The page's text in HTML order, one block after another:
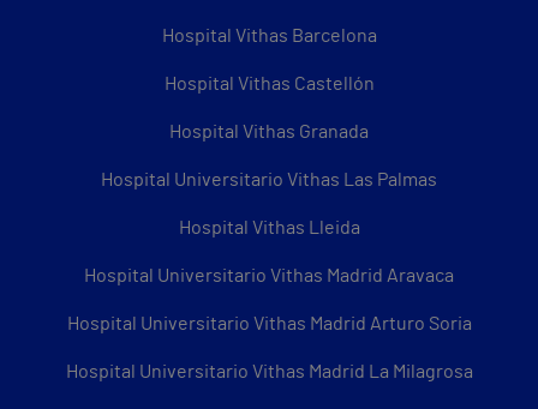
Hospital Vithas Barcelona
Hospital Vithas Castellón
Hospital Vithas Granada
Hospital Universitario Vithas Las Palmas
Hospital Vithas Lleida
Hospital Universitario Vithas Madrid Aravaca
Hospital Universitario Vithas Madrid Arturo Soria
Hospital Universitario Vithas Madrid La Milagrosa